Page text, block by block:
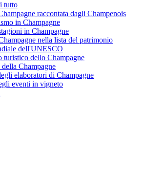
tutto
raccontata dagli Champenois
in Champagne
in Champagne
nella lista del patrimonio
dell'UNESCO
turistico dello Champagne
Champagne
elaboratori di Champagne
eventi in vigneto